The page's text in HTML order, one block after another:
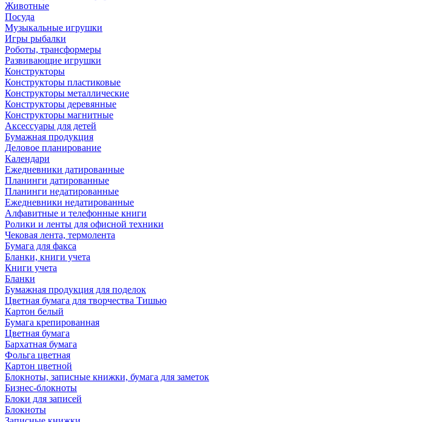
Животные
Посуда
Музыкальные игрушки
Игры рыбалки
Роботы, трансформеры
Развивающие игрушки
Конструкторы
Конструкторы пластиковые
Конструкторы металлические
Конструкторы деревянные
Конструкторы магнитные
Аксессуары для детей
Бумажная продукция
Деловое планирование
Календари
Ежедневники датированные
Планинги датированные
Планинги недатированные
Ежедневники недатированные
Алфавитные и телефонные книги
Ролики и ленты для офисной техники
Чековая лента, термолента
Бумага для факса
Бланки, книги учета
Книги учета
Бланки
Бумажная продукция для поделок
Цветная бумага для творчества Тишью
Картон белый
Бумага крепированная
Цветная бумага
Бархатная бумага
Фольга цветная
Картон цветной
Блокноты, записные книжки, бумага для заметок
Бизнес-блокноты
Блоки для записей
Блокноты